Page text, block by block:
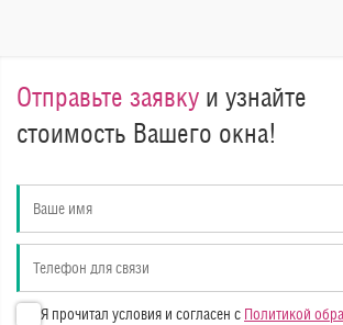
Отправьте заявку и узнайте
стоимость Вашего окна!
Я прочитал условия и согласен с Политикой